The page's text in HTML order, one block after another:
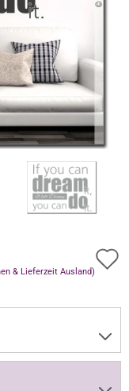
& Lieferzeit Ausland)